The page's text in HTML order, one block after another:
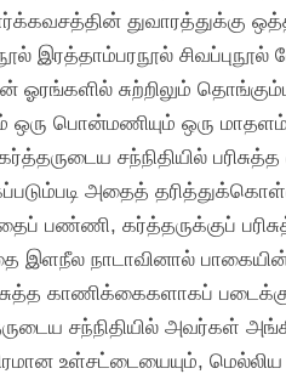
துவாரத்துக்கு
இரத்தாம்பரநூல்
ஓரங்களில் சுற்றிலும்
ஒரு பொன்மணியும் ஒரு
சந்நிதியில்
அதைத்
பண்ணி, கர்த்தருக்குப்
இளநீல நாடாவினால்
காணிக்கைகளாகப்
சந்நிதியில் அவர்கள்
உள்சட்டையையும்,